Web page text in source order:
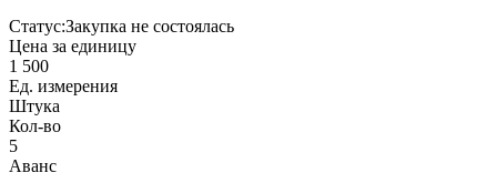
Статус:Закупка не состоялась
Цена за единицу
1 500
Ед. измерения
Штука
Кол-во
5
Аванс